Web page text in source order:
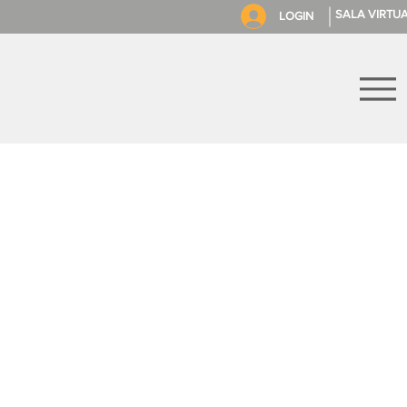
LOGIN SALA